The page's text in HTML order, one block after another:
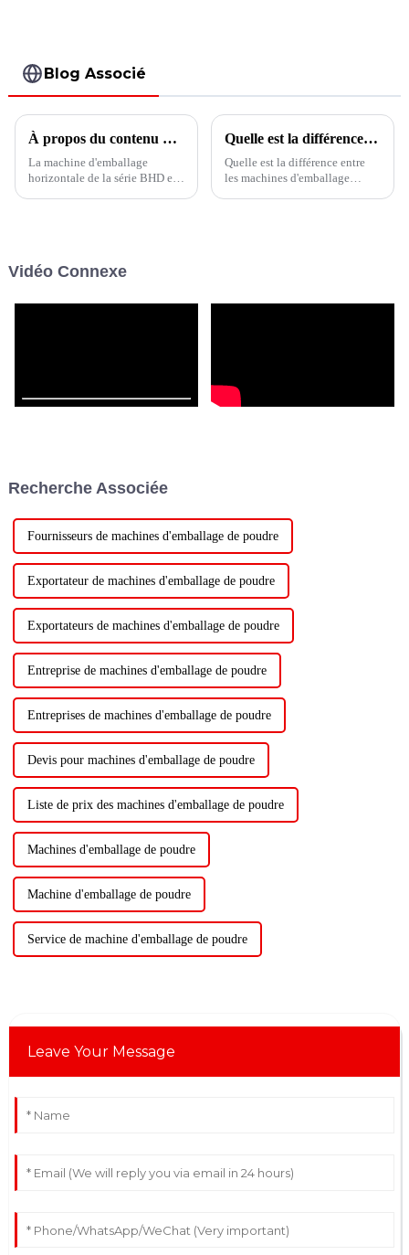
Blog Associé
À propos du contenu de travail de la série BHD Machines d'emballage de sachets
La machine d'emballage
horizontale de la série BHD est
verseur, sachets façonnés,
Quelle est la différence entre les machines d’emballage verticales et horizontales ?
Quelle est la différence entre
les machines d'emballage
Vidéo Connexe
Recherche Associée
Fournisseurs de machines d'emballage de poudre
Exportateur de machines d'emballage de poudre
Exportateurs de machines d'emballage de poudre
Entreprise de machines d'emballage de poudre
Entreprises de machines d'emballage de poudre
Devis pour machines d'emballage de poudre
Liste de prix des machines d'emballage de poudre
Machines d'emballage de poudre
Machine d'emballage de poudre
Service de machine d'emballage de poudre
Leave Your Message